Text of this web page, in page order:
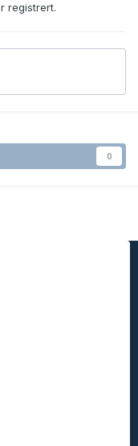
registrert.
0